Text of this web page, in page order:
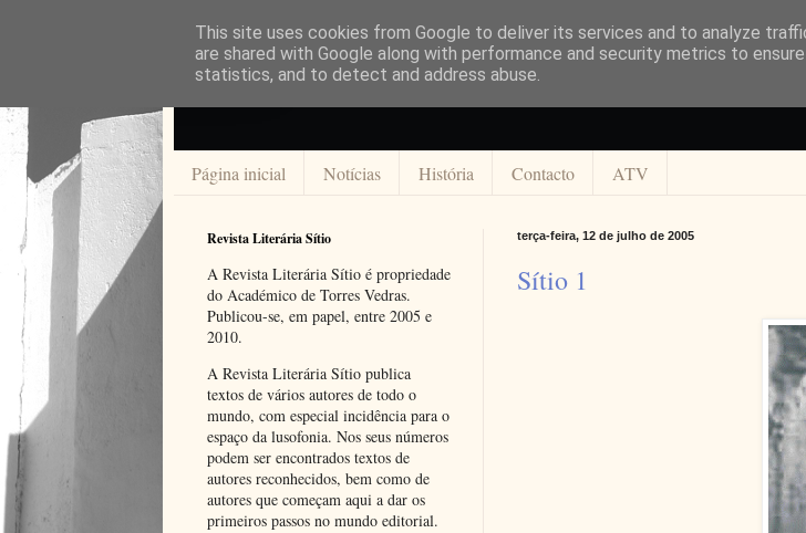
Página inicial Notícias História Contacto ATV
terça-feira, 12 de julho de 2005
Sítio 1
Revista Literária Sítio
A Revista Literária Sítio é propriedade
do Académico de Torres Vedras.
Publicou-se, em papel, entre 2005 e
2010.
A Revista Literária Sítio publica
textos de vários autores de todo o
mundo, com especial incidência para o
espaço da lusofonia. Nos seus números
podem ser encontrados textos de
autores reconhecidos, bem como de
autores que começam aqui a dar os
primeiros passos no mundo editorial.
This site uses cookies from Google to deliver its services and to analyze
are shared with Google along with performance and security metrics to
statistics, and to detect and address abuse.